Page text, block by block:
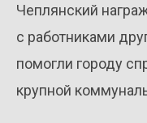
Чеплянский
с работниками
помогли городу
крупной